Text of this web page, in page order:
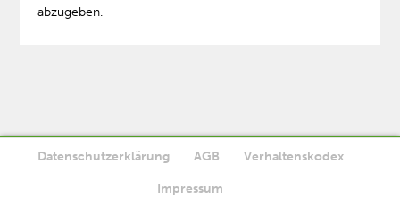
abzugeben.
Datenschutzerklärung AGB Verhaltenskodex
Impressum